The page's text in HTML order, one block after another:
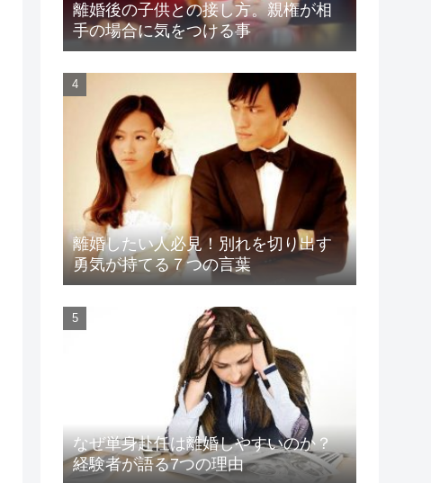
離婚後の子供との接し方。親権が相
手の場合に気をつける事
離婚したい人必見！別れを切り出す
勇気が持てる７つの言葉
なぜ単身赴任は離婚しやすいのか？
経験者が語る7つの理由